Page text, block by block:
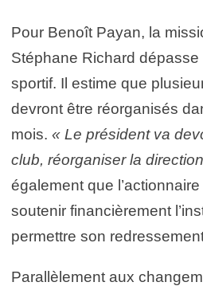
Pour Benoît Payan, la
Stéphane Richard
sportif. Il estime que
devront être réorganisés
mois. « Le président va
club, réorganiser la
également que
soutenir financièrement
permettre son
Parallèlement aux